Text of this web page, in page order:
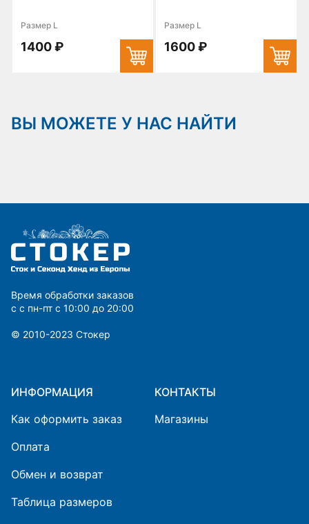
Размер L
1400 ₽
Размер L
1600 ₽
ВЫ МОЖЕТЕ У НАС НАЙТИ
Время обработки заказов
с с пн-пт с 10:00 до 20:00
© 2010-2023 Cтокер
ИНФОРМАЦИЯ
Как оформить заказ
Оплата
Обмен и возврат
Таблица размеров
КОНТАКТЫ
Магазины